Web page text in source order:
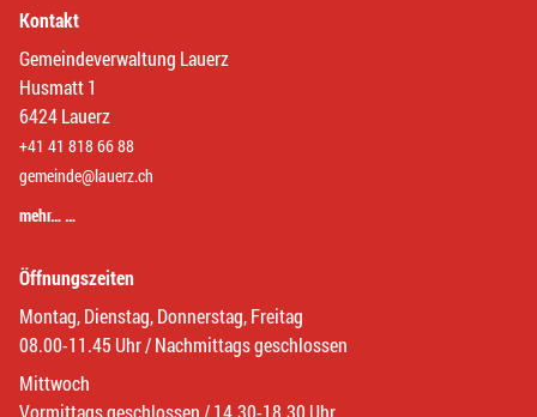
Kontakt
Gemeindeverwaltung Lauerz
Husmatt 1
6424 Lauerz
+41 41 818 66 88
gemeinde@lauerz.ch
mehr… …
Öffnungszeiten
Montag, Dienstag, Donnerstag, Freitag
08.00-11.45 Uhr / Nachmittags geschlossen
Mittwoch
Vormittags geschlossen / 14.30-18.30 Uhr